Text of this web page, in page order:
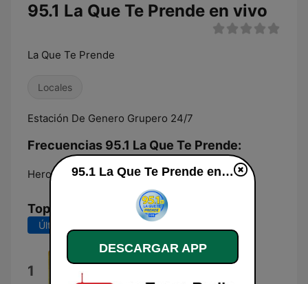
95.1 La Que Te Prende en vivo
La Que Te Prende
Locales
Estación De Genero Grupero 24/7
Frecuencias 95.1 La Que Te Prende:
Heroica Zitácuaro: 95.1 FM
Top Canciones
Últimos 7 días Últimos 30 días
1 95.1 Fm
95.1 La Que Te Prende en vivo
DESCARGAR APP